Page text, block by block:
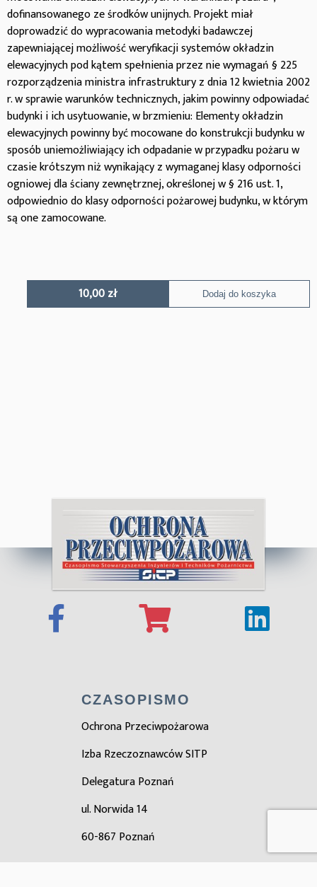
10,00zł Dodaj do koszyka
dofinansowanego ze środków unijnych. Projekt miał
doprowadzić do wypracowania metodyki badawczej
zapewniającej możliwość weryfikacji systemów okładzin
elewacyjnych pod kątem spełnienia przez nie wymagań § 225
rozporządzenia ministra infrastruktury z dnia 12 kwietnia 2002
r. w sprawie warunków technicznych, jakim powinny odpowiadać
budynki i ich usytuowanie, w brzmieniu: Elementy okładzin
elewacyjnych powinny być mocowane do konstrukcji budynku w
sposób uniemożliwiający ich odpadanie w przypadku pożaru w
czasie krótszym niż wynikający z wymaganej klasy odporności
ogniowej dla ściany zewnętrznej, określonej w § 216 ust. 1,
odpowiednio do klasy odporności pożarowej budynku, w którym
są one zamocowane.
CZASOPISMO
Ochrona Przeciwpożarowa
Izba Rzeczoznawców SITP
Delegatura Poznań
ul. Norwida 14
60-867 Poznań